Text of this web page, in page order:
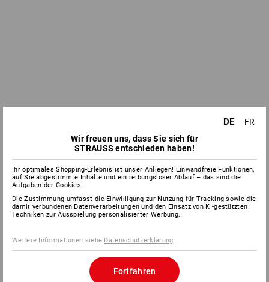
DE
FR
Wir freuen uns, dass Sie sich für
STRAUSS entschieden haben!
Ihr optimales Shopping-Erlebnis ist unser Anliegen! Einwandfreie Funktionen,
auf Sie abgestimmte Inhalte und ein reibungsloser Ablauf – das sind die
Aufgaben der Cookies.
Die Zustimmung umfasst die Einwilligung zur Nutzung für Tracking sowie die
damit verbundenen Datenverarbeitungen und den Einsatz von KI-gestützten
Techniken zur Ausspielung personalisierter Werbung.
Weitere Informationen siehe Datenschutzerklärung.
Fortfahren